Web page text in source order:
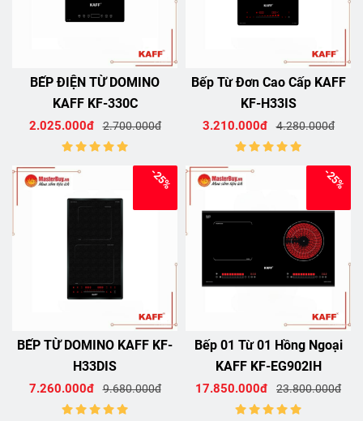
BẾP ĐIỆN TỪ DOMINO
KAFF KF-330C
2.025.000đ 2.700.000đ
Bếp Từ Đơn Cao Cấp KAFF
KF-H33IS
3.210.000đ 4.280.000đ
BẾP TỪ DOMINO KAFF KF-
H33DIS
7.260.000đ 9.680.000đ
-25%
Bếp 01 Từ 01 Hồng Ngoại
KAFF KF-EG902IH
17.850.000đ 23.800.000đ
-25%